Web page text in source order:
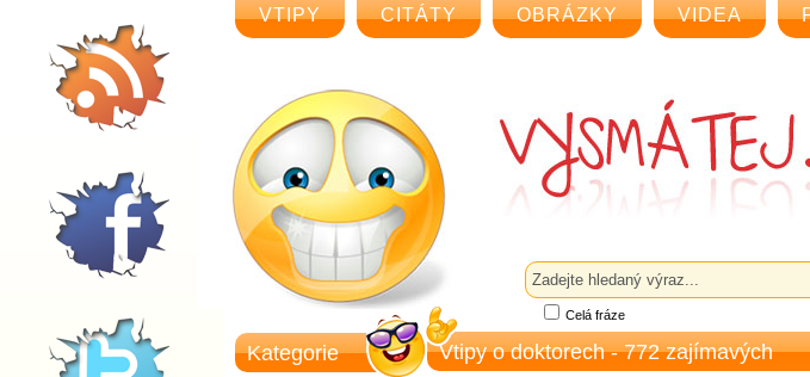
VTIPY CITÁTY OBRÁZKY VIDEA
Celá fráze
Kategorie Vtipy o doktorech - 772 zajímavých